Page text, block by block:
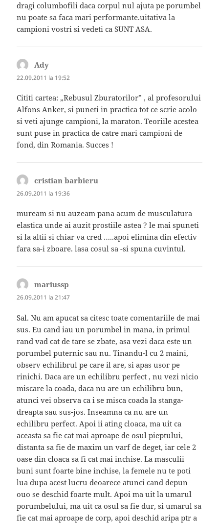
dragi columbofili daca corpul nul ajuta pe porumbel
nu poate sa faca mari performante.uitativa la
campioni vostri si vedeti ca SUNT ASA.
Ady
22.09.2011 la 19:52
Cititi cartea: „Rebusul Zburatorilor” , al profesorului
Alfons Anker, si puneti in practica tot ce scrie acolo
si veti ajunge campioni, la maraton. Teoriile acestea
sunt puse in practica de catre mari campioni de
fond, din Romania. Succes !
cristian barbieru
26.09.2011 la 19:36
muream si nu auzeam pana acum de musculatura
elastica unde ai auzit prostiile astea ? le mai spuneti
si la altii si chiar va cred …..apoi elimina din efectiv
fara sa-i zboare. lasa cosul sa -si spuna cuvintul.
mariussp
26.09.2011 la 21:47
Sal. Nu am apucat sa citesc toate comentariile de mai
sus. Eu cand iau un porumbel in mana, in primul
rand vad cat de tare se zbate, asa vezi daca este un
porumbel puternic sau nu. Tinandu-l cu 2 maini,
observ echilibrul pe care il are, si apas usor pe
rinichi. Daca are un echilibru perfect , nu vezi nicio
miscare la coada, daca nu are un echilibru bun,
atunci vei observa ca i se misca coada la stanga-
dreapta sau sus-jos. Inseamna ca nu are un
echilibru perfect. Apoi ii ating cloaca, ma uit ca
aceasta sa fie cat mai aproape de osul pieptului,
distanta sa fie de maxim un varf de deget, iar cele 2
oase din cloaca sa fi cat mai inchise. La masculii
buni sunt foarte bine inchise, la femele nu te poti
lua dupa acest lucru deoarece atunci cand depun
ouo se deschid foarte mult. Apoi ma uit la umarul
porumbelului, ma uit ca osul sa fie dur, si umarul sa
fie cat mai aproape de corp, apoi deschid aripa ptr a